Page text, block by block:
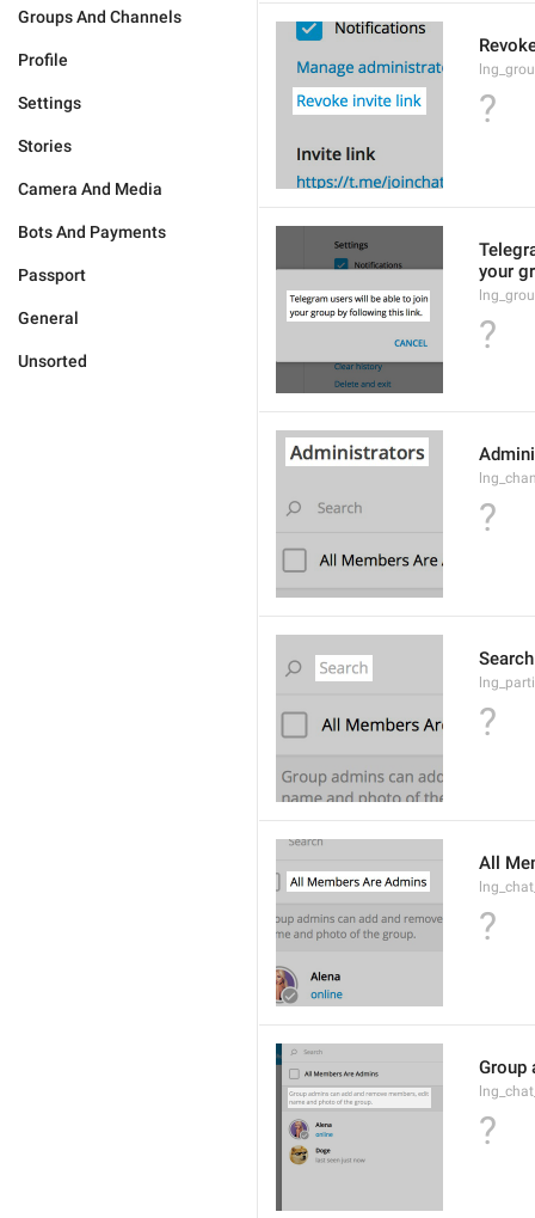
Groups And Channels
Profile
Settings
Stories
Camera And Media
Bots And Payments
Passport
General
Unsorted
?
your
?
?
Search
?
All
?
Group
?